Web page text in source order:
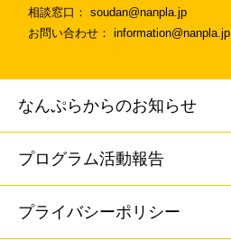
相談窓口： soudan@nanpla.jp
お問い合わせ： information@nanpla.jp
なんぷらからのお知らせ
プログラム活動報告
プライバシーポリシー